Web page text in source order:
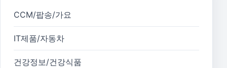
CCM/팝송/가요
IT제품/자동차
건강정보/건강식품